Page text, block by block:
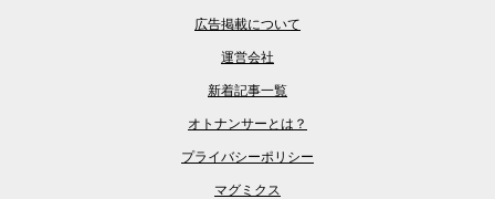
広告掲載について
運営会社
新着記事一覧
オトナンサーとは？
プライバシーポリシー
マグミクス